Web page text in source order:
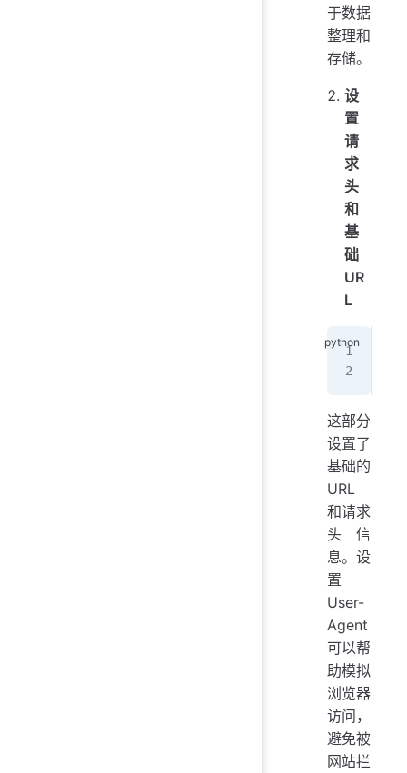
于数据
整理和
存储。
设
置
请
求
头
和
基
础
UR
L
这部分
设置了
基础的
URL
和请求
头信
息。设
置
User-
Agent
可以帮
助模拟
浏览器
访问，
避免被
网站拦